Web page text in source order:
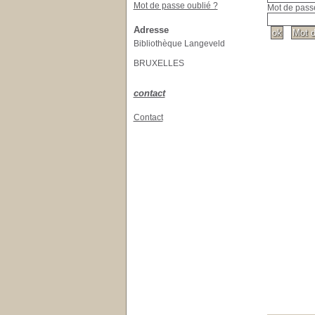
Mot de
Mot de passe oublié ?
Adresse
Bibliothèque Langeveld
BRUXELLES
contact
Contact